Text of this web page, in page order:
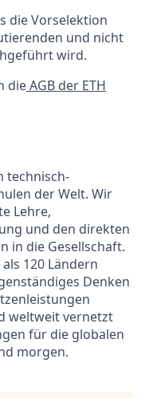
die Vorselektion
und nicht
wird.
dieAGB der ETH
technisch-
der Welt. Wir
Lehre,
und den direkten
in die Gesellschaft.
120 Ländern
Denken
weltweit vernetzt
für die globalen
morgen.